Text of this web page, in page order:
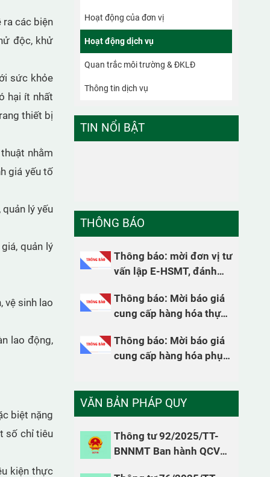
ra các biện
độc, khử
sức khỏe
hại ít nhất
thiết bị
nhằm
giá yếu tố
lý yếu
quản lý
vệ sinh lao
lao động,
biệt nặng
số chỉ tiêu
kiện thực
Hoạt động của đơn vị
Hoạt động dịch vụ
Quan trắc môi trường & ĐKLĐ
Thông tin dịch vụ
TIN NỔI BẬT
nghiên cứu và người lao động
của Trạm Quan trắc và Phân tích
học tập Hội nghị toàn quốc
quán triệt Nghị quyết 79 và 80
thời kỳ, truyền thống tốt đẹp
của Trạm Quan trắc và Phân tích
môi trường lao động
THÔNG BÁO
Thông báo: mời đơn vị tư
vấn lập E-HSMT, đánh
HSMT, thẩm định kết quả
lựa chon nhà thầu
Thông báo: Mời báo giá
cung cấp hàng hóa thực
Thông báo: Mời báo giá
cung cấp hàng hóa phục
VĂN BẢN PHÁP QUY
Thông tư 92/2025/TT-
BNNMT Ban hành QCVN